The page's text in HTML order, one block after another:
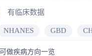
有临床数据
NHANES GBD
做疾病方向一览